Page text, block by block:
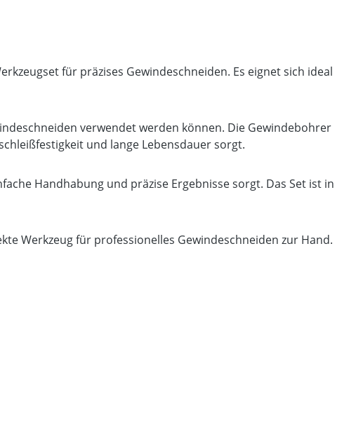
für präzises Gewindeschneiden. Es eignet sich ideal
verwendet werden können. Die Gewindebohrer
und lange Lebensdauer sorgt.
Handhabung und präzise Ergebnisse sorgt. Das Set ist in
Werkzeug für professionelles Gewindeschneiden zur Hand.